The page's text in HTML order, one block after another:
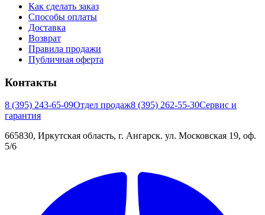
Как сделать заказ
Способы оплаты
Доставка
Возврат
Правила продажи
Публичная оферта
Контакты
8 (395) 243-65-09Отдел продаж8 (395) 262-55-30Сервис и
гарантия
665830, Иркутская область, г. Ангарск. ул. Московская 19, оф.
5/6